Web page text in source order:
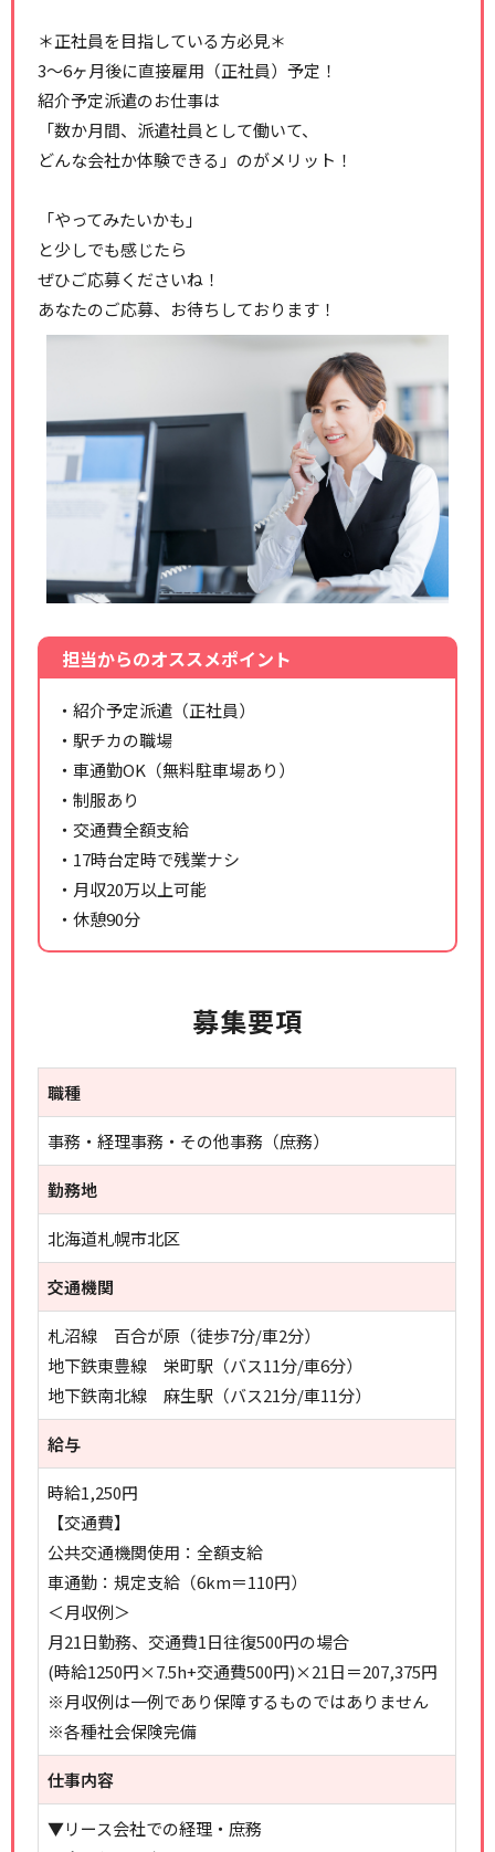
＊正社員を目指している方必見＊
3～6ヶ月後に直接雇用（正社員）予定！
紹介予定派遣のお仕事は
「数か月間、派遣社員として働いて、
どんな会社か体験できる」のがメリット！
「やってみたいかも」
と少しでも感じたら
ぜひご応募くださいね！
あなたのご応募、お待ちしております！
担当からのオススメポイント
・紹介予定派遣（正社員）
・駅チカの職場
・車通勤OK（無料駐車場あり）
・制服あり
・交通費全額支給
・17時台定時で残業ナシ
・月収20万以上可能
・休憩90分
募集要項
職種
事務・経理事務・その他事務（庶務）
勤務地
北海道札幌市北区
交通機関
札沼線 百合が原（徒歩7分/車2分）
地下鉄東豊線 栄町駅（バス11分/車6分）
地下鉄南北線 麻生駅（バス21分/車11分）
給与
時給1,250円
【交通費】
公共交通機関使用：全額支給
車通勤：規定支給（6km＝110円）
＜月収例＞
月21日勤務、交通費1日往復500円の場合
(時給1250円×7.5h+交通費500円)×21日＝207,375円
※月収例は一例であり保障するものではありません
※各種社会保険完備
仕事内容
▼リース会社での経理・庶務